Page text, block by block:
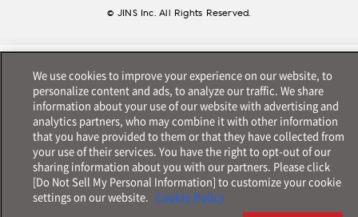
© JINS Inc. All Rights Reserved.
We use cookies to improve your experience on our website, to
personalize content and ads, to analyze our traffic. We share
information about your use of our website with advertising and
analytics partners, who may combine it with other information
that you have provided to them or that they have collected from
your use of their services. You have the right to opt-out of our
sharing information about you with our partners. Please click
[Do Not Sell My Personal Information] to customize your cookie
settings on our website. Cookie Policy